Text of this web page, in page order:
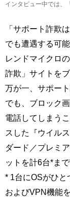
インタビュー中では、
「サポート詐欺
でも遭遇する可
レンドマイクロ
詐欺」サイトを
万が一、サポー
でも、ブロック
電話してしまう
スした『ウイル
ダード／プレミ
ットを計6台*ま
* 1台にOSがひ
およびVPN機能